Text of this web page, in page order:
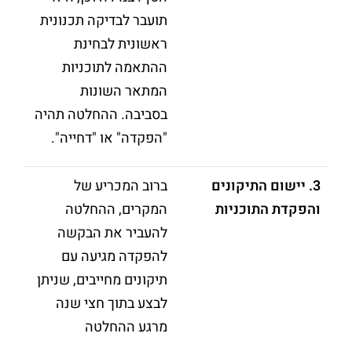
תועבר לבדיקה תכנונית
ראשונית לבחינת
ההתאמה לתוכניות
המתאר השונות
בסביבה. ההחלטה תהיה
"הפקדה" או "דחייה".
3. יישום התיקונים
והפקדת התוכניות
ברוב המכריע של
המקרים, ההחלטה
להעביר את הבקשה
להפקדה מגיעה עם
תיקונים מחייבים, שניתן
לבצע בתוך חצי שנה
מרגע ההחלטה